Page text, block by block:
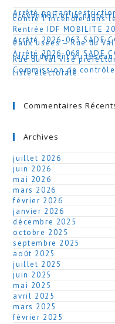
Arrêté portant
prévention et la
contre l’incendie dans
Rentrée IDF MOBILITE
Arrêté 2026-063 SADE
eaux usées – Rue du
Arrêté 2026-068 SADE
raccordement au
Rue du Val visé
Commission de
liste électorale
Commentaires
Archives
juillet 2026
juin 2026
mai 2026
mars 2026
février 2026
janvier 2026
décembre 2025
octobre 2025
septembre 2025
août 2025
juillet 2025
juin 2025
mai 2025
avril 2025
mars 2025
février 2025